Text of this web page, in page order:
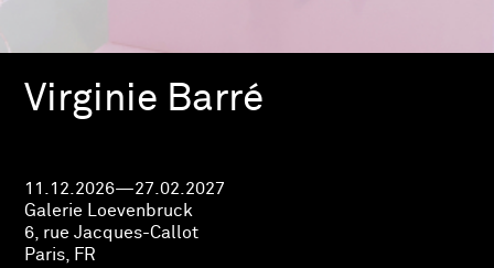
Virginie Barré
11.12.2026—27.02.2027
Galerie Loevenbruck
6, rue Jacques-Callot
Paris, FR